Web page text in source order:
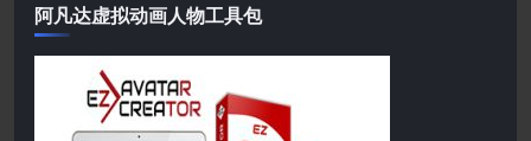
阿凡达虚拟动画人物工具包